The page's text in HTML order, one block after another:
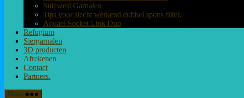
Sulawesi Garnalen
Tips voor slecht werkend dubbel spons filter.
Aquael Socket Link Duo
Refugium
Siergarnalen
3D producten
Afrekenen
Contact
Partners.
Menu